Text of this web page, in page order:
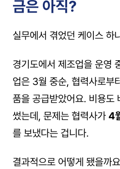
금은 아직?
실무에서 겪었던 케이스 하
경기도에서 제조업을 운영
업은 3월 중순, 협력사로
품을 공급받았어요. 비용도
썼는데, 문제는 협력사가 4
를 보냈다는 겁니다.
결과적으로 어떻게 됐을까